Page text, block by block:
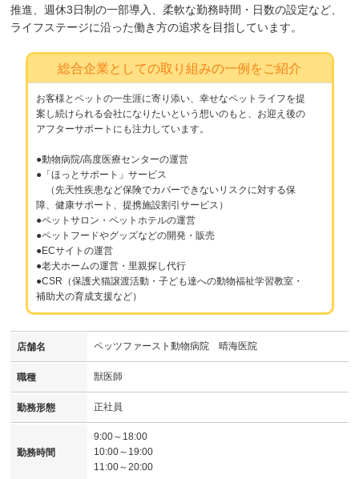
推進、週休3日制の一部導入、柔軟な勤務時間・日数の設定など、
ライフステージに沿った働き方の追求を目指しています。
総合企業としての取り組みの一例をご紹介
お客様とペットの一生涯に寄り添い、幸せなペットライフを提
案し続けられる会社になりたいという想いのもと、お迎え後の
アフターサポートにも注力しています。
●動物病院/高度医療センターの運営
●「ほっとサポート」サービス
（先天性疾患など保険でカバーできないリスクに対する保
障、健康サポート、提携施設割引サービス）
●ペットサロン・ペットホテルの運営
●ペットフードやグッズなどの開発・販売
●ECサイトの運営
●老犬ホームの運営・里親探し代行
●CSR（保護犬猫譲渡活動・子ども達への動物福祉学習教室・
補助犬の育成支援など）
店舗名 ペッツファースト動物病院 晴海医院
職種 獣医師
勤務形態 正社員
勤務時間
9:00～18:00
10:00～19:00
11:00～20:00